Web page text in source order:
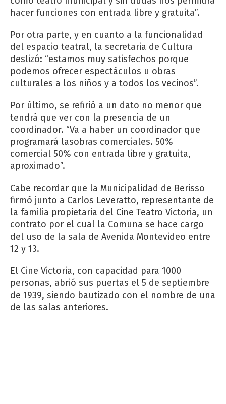
hacer funciones con entrada libre y gratuita”.
Por otra parte, y en cuanto a la funcionalidad
del espacio teatral, la secretaria de Cultura
deslizó: “estamos muy satisfechos porque
podemos ofrecer espectáculos u obras
culturales a los niños y a todos los vecinos”.
Por último, se refirió a un dato no menor que
tendrá que ver con la presencia de un
coordinador. “Va a haber un coordinador que
programará lasobras comerciales. 50%
comercial 50% con entrada libre y gratuita,
aproximado”.
Cabe recordar que la Municipalidad de Berisso
firmó junto a Carlos Leveratto, representante de
la familia propietaria del Cine Teatro Victoria, un
contrato por el cual la Comuna se hace cargo
del uso de la sala de Avenida Montevideo entre
12 y 13.
El Cine Victoria, con capacidad para 1000
personas, abrió sus puertas el 5 de septiembre
de 1939, siendo bautizado con el nombre de una
de las salas anteriores.